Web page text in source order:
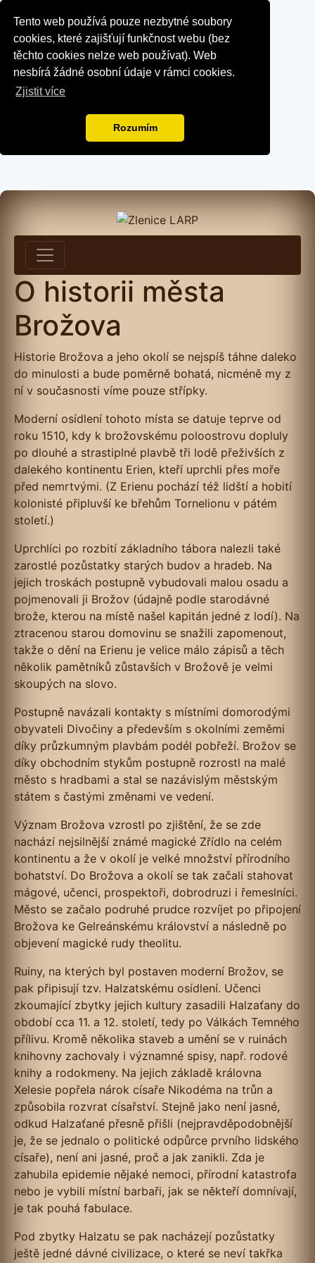
Tento web používá pouze nezbytné soubory
cookies, které zajišťují funkčnost webu (bez
těchto cookies nelze web používat). Web
nesbírá žádné osobní údaje v rámci cookies.
Zjistit více
Rozumím
O historii města
Brožova
Historie Brožova a jeho okolí se nejspíš táhne daleko
do minulosti a bude poměrně bohatá, nicméně my z
ní v současnosti víme pouze střípky.
Moderní osídlení tohoto místa se datuje teprve od
roku 1510, kdy k brožovskému poloostrovu dopluly
po dlouhé a strastiplné plavbě tři lodě přeživších z
dalekého kontinentu Erien, kteří uprchli přes moře
před nemrtvými. (Z Erienu pochází též lidští a hobití
kolonisté připluvší ke břehům Tornelionu v pátém
století.)
Uprchlíci po rozbití základního tábora nalezli také
zarostlé pozůstatky starých budov a hradeb. Na
jejich troskách postupně vybudovali malou osadu a
pojmenovali ji Brožov (údajně podle starodávné
brože, kterou na místě našel kapitán jedné z lodí). Na
ztracenou starou domovinu se snažili zapomenout,
takže o dění na Erienu je velice málo zápisů a těch
několik pamětníků zůstavších v Brožově je velmi
skoupých na slovo.
Postupně navázali kontakty s místními domorodými
obyvateli Divočiny a především s okolními zeměmi
díky průzkumným plavbám podél pobřeží. Brožov se
díky obchodním stykům postupně rozrostl na malé
město s hradbami a stal se nazávislým městským
státem s častými změnami ve vedení.
Význam Brožova vzrostl po zjištění, že se zde
nachází nejsilnější známé magické Zřídlo na celém
kontinentu a že v okolí je velké množství přírodního
bohatství. Do Brožova a okolí se tak začali stahovat
mágové, učenci, prospektoři, dobrodruzi i řemeslníci.
Město se začalo podruhé prudce rozvíjet po připojení
Brožova ke Gelreánskému království a následně po
objevení magické rudy theolitu.
Ruiny, na kterých byl postaven moderní Brožov, se
pak připisují tzv. Halzatskému osídlení. Učenci
zkoumající zbytky jejich kultury zasadili Halzaťany do
období cca 11. a 12. století, tedy po Válkách Temného
přílivu. Kromě několika staveb a umění se v ruinách
knihovny zachovaly i významné spisy, např. rodové
knihy a rodokmeny. Na jejich základě královna
Xelesie popřela nárok císaře Nikodéma na trůn a
způsobila rozvrat císařství. Stejně jako není jasné,
odkud Halzaťané přesně přišli (nejpravděpodobnější
je, že se jednalo o politické odpůrce prvního lidského
císaře), není ani jasné, proč a jak zanikli. Zda je
zahubila epidemie nějaké nemoci, přírodní katastrofa
nebo je vybili místní barbaři, jak se někteří domnívají,
je tak pouhá fabulace.
Pod zbytky Halzatu se pak nacházejí pozůstatky
ještě jedné dávné civilizace, o které se neví takřka